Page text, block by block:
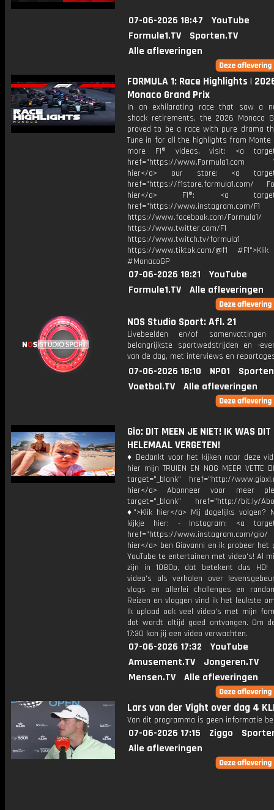
07-06-2026 18:47
YouTube
Formule1.TV
Sporten.TV
Alle afleveringen
FORMULA 1: Race Highlights |
Monaco Grand Prix
In an exhilarating race that saw a
shock retirements, the 2026 Monaco
proved to be a race with pure drama
Tune in for all the highlights from Monte
more F1® videos, visit: <a
href="https://www.Formula1.com
hier</a> our store: <a
href="https://f1store.formula1.com/
hier</a> F1®: <a
href="https://www.instagram.com/F1
https://www.facebook.com/Formula1/
https://www.twitter.com/F1
https://www.twitch.tv/formula1
https://www.tiktok.com/@f1
#MonacoGP
07-06-2026 18:21
YouTube
Formule1.TV
Alle afleveringen
NOS Studio Sport: Afl. 21
Livebeelden en/of
belangrijkste sportwedstrijden en -
van de dag, met interviews en
07-06-2026 18:10 NPO1
Voetbal.TV
Alle afleveringen
Gio: DIT MEEN JE NIET! IK WAS DIT
HELEMAAL VERGETEN!
♦ Bedankt voor het kijken naar deze
hier mijn TRUIEN EN NOG MEER VETTE
target="_blank" href="http://
hier</a> Abonneer voor meer
target="_blank" href="http://bit.ly/
♦">Klik hier</a> Mij dagelijks volgen?
kijkje hier: - Instagram: <a
href="https://www.instagram.com/
hier</a> ben Giovanni en ik probeer het
YouTube te entertainen met video's! Al
zijn in 1080p, dat betekent dus HD!
video's als verhalen over
vlogs en allerlei challenges en
Reizen en vloggen vind ik het leukste
Ik upload ook veel video's met mijn
dat wordt altijd goed ontvangen. Om
17:30 kan jij een video verwachten.
07-06-2026 17:32
YouTube
Amusement.TV
Jongeren.TV
Mensen.TV
Alle afleveringen
Lars van der Vight over dag 4
Van dit programma is geen informatie
07-06-2026 17:15 Ziggo
Alle afleveringen